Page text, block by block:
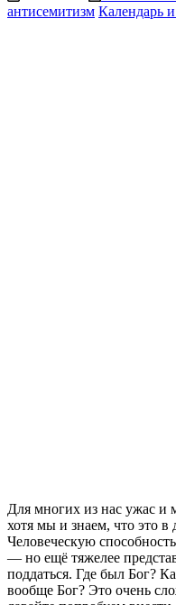
антисемитизм Календарь
Для многих из нас ужас
хотя мы и знаем, что это в
Человеческую
— но ещё тяжелее
поддаться. Где был Бог?
вообще Бог? Это очень